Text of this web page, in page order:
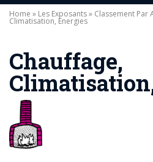
Home » Les Exposants» Classement Par
Climatisation, Energies
Chauffage,